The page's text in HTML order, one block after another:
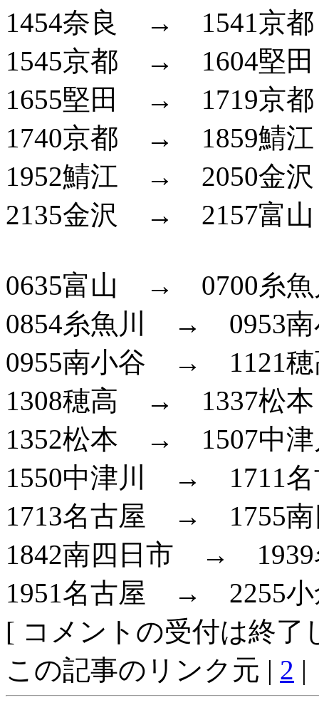
1454奈良 → 1541京都
1545京都 → 1604堅田
1655堅田 → 1719京都
1740京都 → 1859鯖江
1952鯖江 → 2050金
2135金沢 → 2157富
0635富山 → 0700糸魚
0854糸魚川 → 0953南
0955南小谷 → 1121穂
1308穂高 → 1337松本
1352松本 → 1507中津
1550中津川 → 1711名
1713名古屋 → 1755南
1842南四日市 → 1939
1951名古屋 → 2255
[ コメントの受付は終了
この記事のリンク元 | 2 |